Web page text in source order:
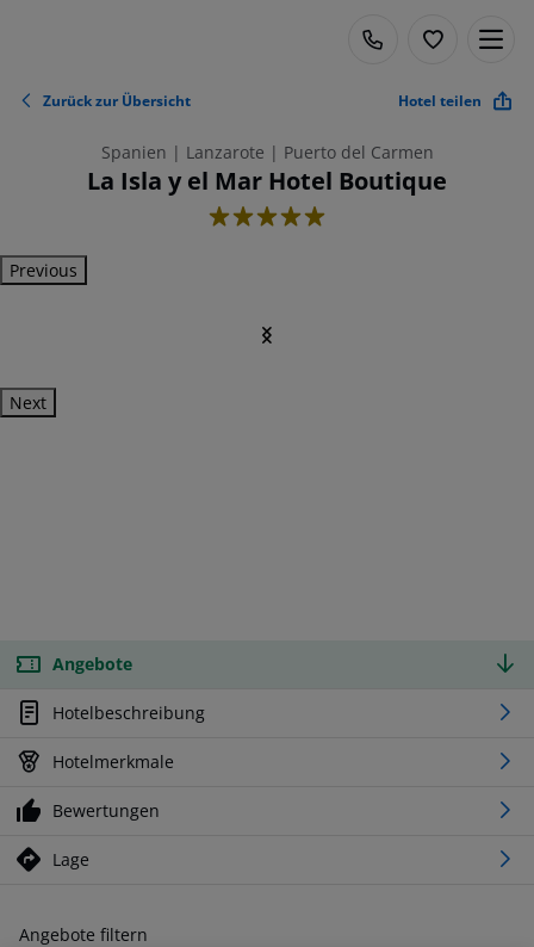
Zurück zur Übersicht Hotel teilen
Spanien | Lanzarote | Puerto del Carmen
La Isla y el Mar Hotel Boutique
5
Previous
Next
Angebote
Hotelbeschreibung
Hotelmerkmale
Bewertungen
Lage
Angebote filtern